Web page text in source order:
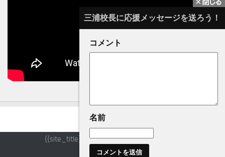
{{site_title}} © {{year}}. All Rights Reserved.
三浦校長に応援メッセージを送ろう！
コメント
名前